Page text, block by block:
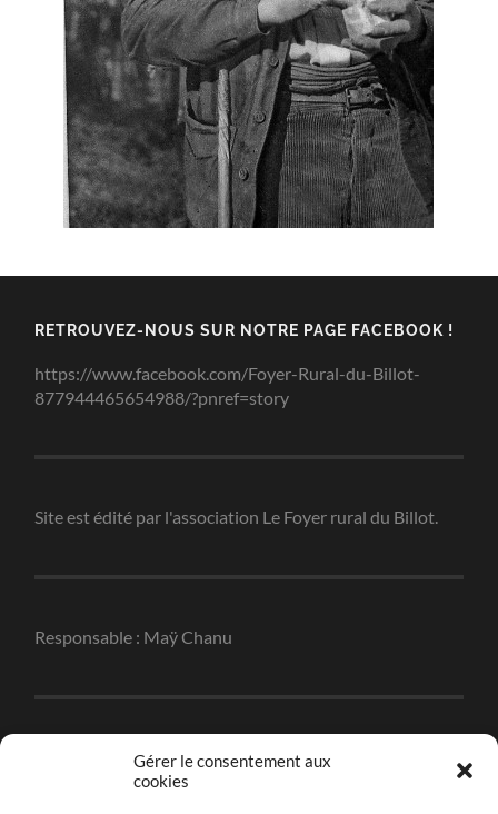
Gérer le consentement aux
cookies
RETROUVEZ-NOUS SUR NOTRE PAGE FACEBOOK !
https://www.facebook.com/Foyer-Rural-du-Billot-
877944465654988/?pnref=story
Site est édité par l'association Le Foyer rural du Billot.
Responsable : Maÿ Chanu
Réalisation : Christophe Robert